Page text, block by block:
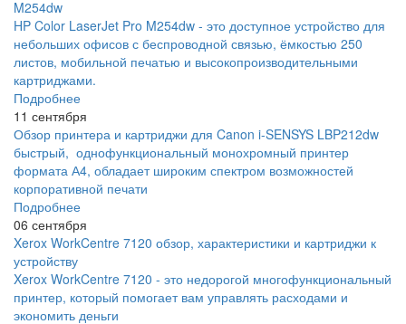
M254dw
HP Color LaserJet Pro M254dw - это доступное устройство для
небольших офисов с беспроводной связью, ёмкостью 250
листов, мобильной печатью и высокопроизводительными
картриджами.
Подробнее
11 сентября
Обзор принтера и картриджи для Canon i-SENSYS LBP212dw
быстрый, однофункциональный монохромный принтер
формата А4, обладает широким спектром возможностей
корпоративной печати
Подробнее
06 сентября
Xerox WorkCentre 7120 обзор, характеристики и картриджи к
устройству
Xerox WorkCentre 7120 - это недорогой многофункциональный
принтер, который помогает вам управлять расходами и
экономить деньги